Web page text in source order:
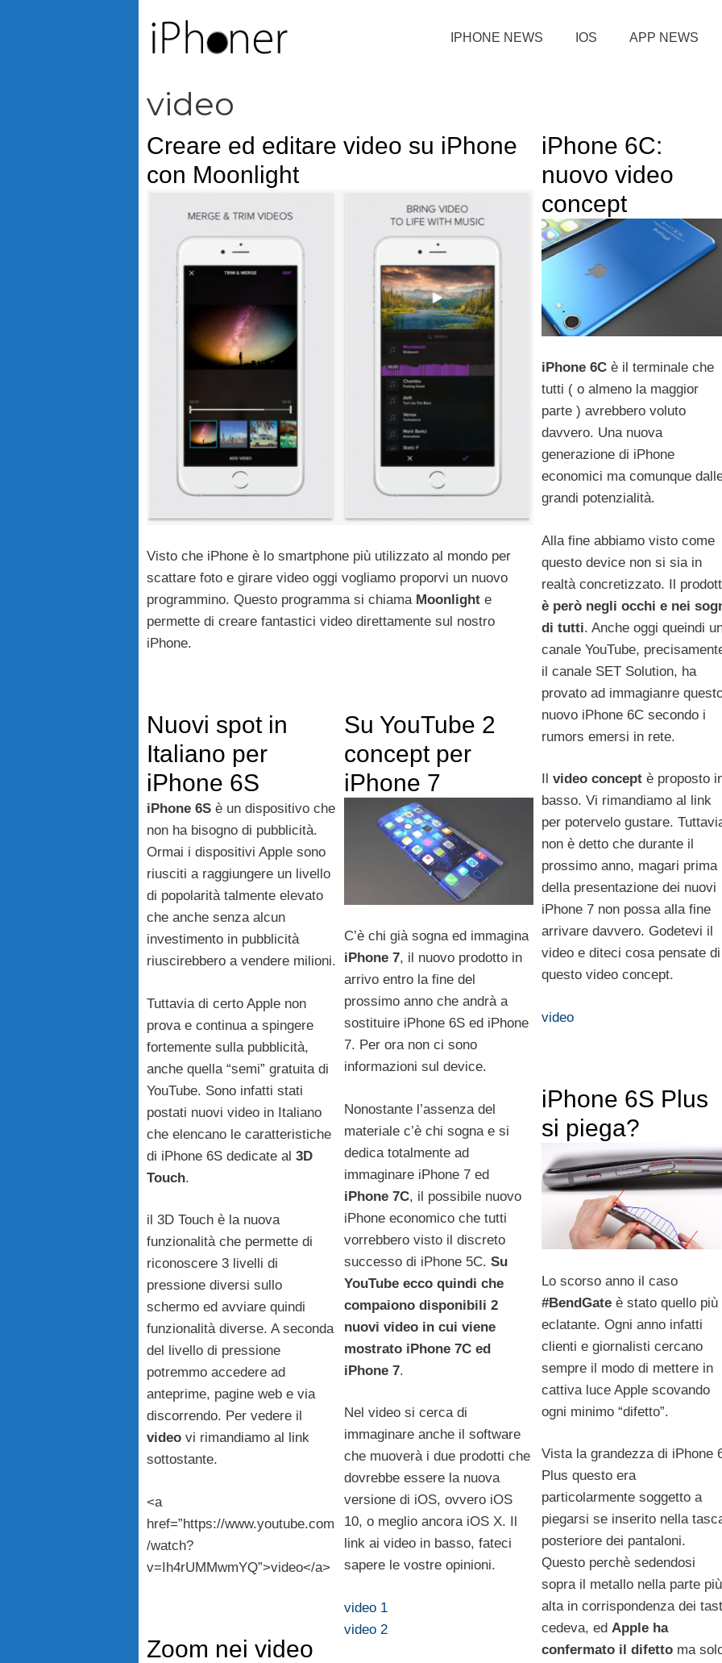
IPHONE NEWS IOS APP NEWS
video
Creare ed editare video su iPhone
con Moonlight
Visto che iPhone è lo smartphone più utilizzato al mondo per
scattare foto e girare video oggi vogliamo proporvi un nuovo
programmino. Questo programma si chiama Moonlight e
permette di creare fantastici video direttamente sul nostro
iPhone.
iPhone 6C:
nuovo video
concept
iPhone 6Cè il terminale che
tutti ( o almeno la maggior
parte ) avrebbero voluto
davvero. Una nuova
generazione di iPhone
economici ma comunque
grandi potenzialità.
Alla fine abbiamo visto come
questo device non si sia in
realtà concretizzato. Il
è però negli occhi e nei
di tutti. Anche oggi queindi
canale YouTube,
il canale SET Solution, ha
provato ad immagianre
nuovo iPhone 6C secondo i
rumors emersi in rete.
Il video conceptè proposto
basso. Vi rimandiamo al link
per potervelo gustare.
non è detto che durante il
prossimo anno, magari prima
della presentazione dei nuovi
iPhone 7 non possa alla fine
arrivare davvero. Godetevi il
video e diteci cosa pensate di
questo video concept.
video
Nuovi spot in
Italiano per
iPhone 6S
iPhone 6S è un dispositivo che
non ha bisogno di pubblicità.
Ormai i dispositivi Apple sono
riusciti a raggiungere un livello
di popolarità talmente elevato
che anche senza alcun
investimento in pubblicità
riuscirebbero a vendere milioni.
Tuttavia di certo Apple non
prova e continua a spingere
fortemente sulla pubblicità,
anche quella “semi” gratuita di
YouTube. Sono infatti stati
postati nuovi video in Italiano
che elencano le caratteristiche
di iPhone 6S dedicate al 3D
Touch.
il 3D Touch è la nuova
funzionalità che permette di
riconoscere 3 livelli di
pressione diversi sullo
schermo ed avviare quindi
funzionalità diverse. A seconda
del livello di pressione
potremmo accedere ad
anteprime, pagine web e via
discorrendo. Per vedere il
video vi rimandiamo al link
sottostante.
<a
href=”https://www.youtube.com
/watch?
v=Ih4rUMMwmYQ”>video</a>
Su YouTube 2
concept per
iPhone 7
C’è chi già sogna ed immagina
iPhone 7, il nuovo prodotto in
arrivo entro la fine del
prossimo anno che andrà a
sostituire iPhone 6S ed iPhone
7. Per ora non ci sono
informazioni sul device.
Nonostante l’assenza del
materiale c’è chi sogna e si
dedica totalmente ad
immaginare iPhone 7 ed
iPhone 7C, il possibile nuovo
iPhone economico che tutti
vorrebbero visto il discreto
successo di iPhone 5C. Su
YouTube ecco quindi che
compaiono disponibili 2
nuovi video in cui viene
mostrato iPhone 7C ed
iPhone 7.
Nel video si cerca di
immaginare anche il software
che muoverà i due prodotti che
dovrebbe essere la nuova
versione di iOS, ovvero iOS
10, o meglio ancora iOS X. Il
link ai video in basso, fateci
sapere le vostre opinioni.
video 1
video 2
iPhone 6S Plus
si piega?
Lo scorso anno il caso
#BendGateè stato quello più
eclatante. Ogni anno infatti
clienti e giornalisti cercano
sempre il modo di mettere in
cattiva luce Apple scovando
ogni minimo “difetto”.
Vista la grandezza di iPhone
Plus questo era
particolarmente soggetto a
piegarsi se inserito nella
posteriore dei pantaloni.
Questo perchè sedendosi
sopra il metallo nella parte più
alta in corrispondenza dei
cedeva, ed Apple ha
confermato il difettoma
Zoom nei video